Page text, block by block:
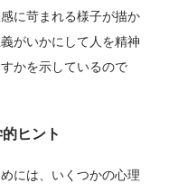
に苛まれる様子が描か
がいかにして人を精神
かを示しているので
ヒント
には、いくつかの心理